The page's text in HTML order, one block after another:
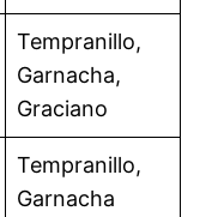
Tempranillo,
Garnacha,
Graciano
Tempranillo,
Garnacha